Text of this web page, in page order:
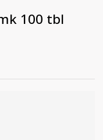
d
100 tbl